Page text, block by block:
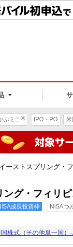
ぶミニ® IPO・PO
イーストスプリング・
ング・フィリ
成長投資枠 NISAつ
国株式（その他単一国）